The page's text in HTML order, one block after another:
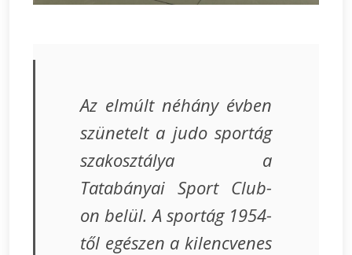
Az elmúlt néhány évben
szünetelt a judo sportág
szakosztálya a
Tatabányai Sport Club-
on belül. A sportág 1954-
től egészen a kilencvenes